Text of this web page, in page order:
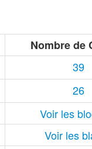
Nombre de
39
26
Voir les
Voir les